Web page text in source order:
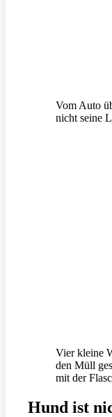
Vom Auto
nicht seine
Vier kleine
den Müll
mit der
Hund ist